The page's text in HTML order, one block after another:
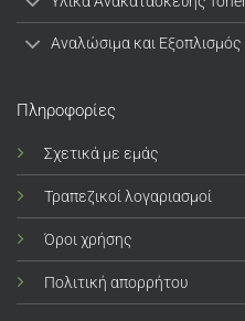
Αναλώσιμα και
Πληροφορίες
Σχετικά με εμάς
Τραπεζικοί λογαριασμοί
Όροι χρήσης
Πολιτική απορρήτου